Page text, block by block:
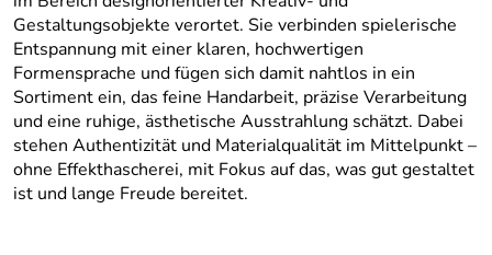
Gestaltungsobjekte verortet. Sie verbinden spielerische
Entspannung mit einer klaren, hochwertigen
Formensprache und fügen sich damit nahtlos in ein
Sortiment ein, das feine Handarbeit, präzise Verarbeitung
und eine ruhige, ästhetische Ausstrahlung schätzt. Dabei
stehen Authentizität und Materialqualität im Mittelpunkt –
ohne Effekthascherei, mit Fokus auf das, was gut gestaltet
ist und lange Freude bereitet.